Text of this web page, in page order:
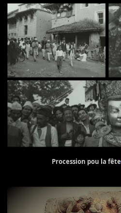
Procession pou la fête